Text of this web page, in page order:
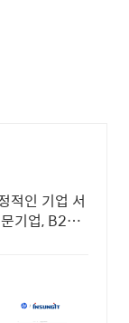
적인 기업 서
기업, B2B